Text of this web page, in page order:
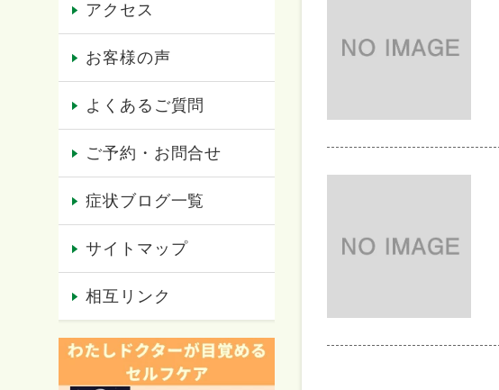
アクセス
お客様の声
よくあるご質問
ご予約・お問合せ
症状ブログ一覧
サイトマップ
相互リンク